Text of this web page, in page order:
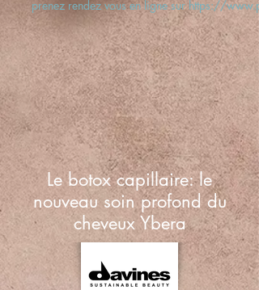
prenez rendez vous en ligne sur https://
Le botox capillaire: le
nouveau soin profond du
cheveux Ybera